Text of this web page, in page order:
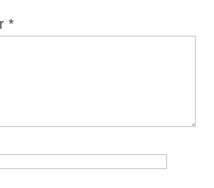
*